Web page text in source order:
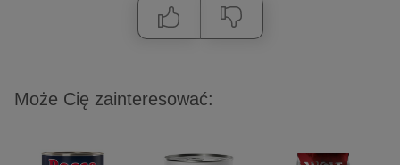
Może Cię zainteresować: